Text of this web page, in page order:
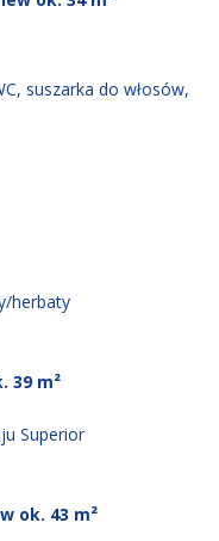
suszarka do włosów,
herbaty
39 m²
Superior
ok. 43 m²